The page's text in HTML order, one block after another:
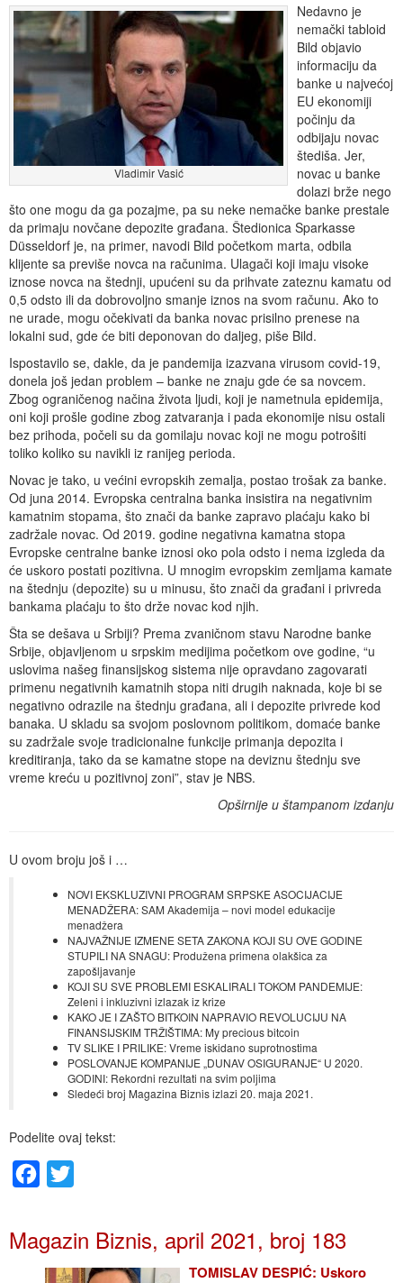
Vladimir Vasić
Nedavno je
nemački tabloid
Bild objavio
informaciju da
banke u najvećoj
EU ekonomiji
počinju da
odbijaju novac
štediša. Jer,
novac u banke
dolazi brže nego
što one mogu da ga pozajme, pa su neke nemačke banke prestale
da primaju novčane depozite građana. Štedionica Sparkasse
Düsseldorf je, na primer, navodi Bild početkom marta, odbila
klijente sa previše novca na računima. Ulagači koji imaju visoke
iznose novca na štednji, upućeni su da prihvate zateznu kamatu od
0,5 odsto ili da dobrovoljno smanje iznos na svom računu. Ako to
ne urade, mogu očekivati da banka novac prisilno prenese na
lokalni sud, gde će biti deponovan do daljeg, piše Bild.
Ispostavilo se, dakle, da je pandemija izazvana virusom covid-19,
donela još jedan problem – banke ne znaju gde će sa novcem.
Zbog ograničenog načina života ljudi, koji je nametnula epidemija,
oni koji prošle godine zbog zatvaranja i pada ekonomije nisu ostali
bez prihoda, počeli su da gomilaju novac koji ne mogu potrošiti
toliko koliko su navikli iz ranijeg perioda.
Novac je tako, u većini evropskih zemalja, postao trošak za banke.
Od juna 2014. Evropska centralna banka insistira na negativnim
kamatnim stopama, što znači da banke zapravo plaćaju kako bi
zadržale novac. Od 2019. godine negativna kamatna stopa
Evropske centralne banke iznosi oko pola odsto i nema izgleda da
će uskoro postati pozitivna. U mnogim evropskim zemljama kamate
na štednju (depozite) su u minusu, što znači da građani i privreda
bankama plaćaju to što drže novac kod njih.
Šta se dešava u Srbiji? Prema zvaničnom stavu Narodne banke
Srbije, objavljenom u srpskim medijima početkom ove godine, “u
uslovima našeg finansijskog sistema nije opravdano zagovarati
primenu negativnih kamatnih stopa niti drugih naknada, koje bi se
negativno odrazile na štednju građana, ali i depozite privrede kod
banaka. U skladu sa svojom poslovnom politikom, domaće banke
su zadržale svoje tradicionalne funkcije primanja depozita i
kreditiranja, tako da se kamatne stope na deviznu štednju sve
vreme kreću u pozitivnoj zoni”, stav je NBS.
Opširnije u štampanom izdanju
U ovom broju još i …
NOVI EKSKLUZIVNI PROGRAM SRPSKE ASOCIJACIJE
MENADŽERA: SAM Akademija – novi model edukacije
menadžera
NAJVAŽNIJE IZMENE SETA ZAKONA KOJI SU OVE GODINE
STUPILI NA SNAGU: Produžena primena olakšica za
zapošljavanje
KOJI SU SVE PROBLEMI ESKALIRALI TOKOM PANDEMIJE:
Zeleni i inkluzivni izlazak iz krize
KAKO JE I ZAŠTO BITKOIN NAPRAVIO REVOLUCIJU NA
FINANSIJSKIM TRŽIŠTIMA: My precious bitcoin
TV SLIKE I PRILIKE: Vreme iskidano suprotnostima
POSLOVANJE KOMPANIJE „DUNAV OSIGURANJE“ U 2020.
GODINI: Rekordni rezultati na svim poljima
Sledeći broj Magazina Biznis izlazi 20. maja 2021.
Podelite ovaj tekst:
Facebook
Magazin Biznis, april 2021, broj 183
TOMISLAV DESPIĆ: Uskoro